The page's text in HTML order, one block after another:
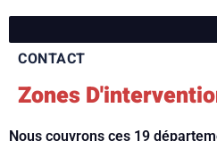
CONTACT
Zones
Nous couvrons ces 19